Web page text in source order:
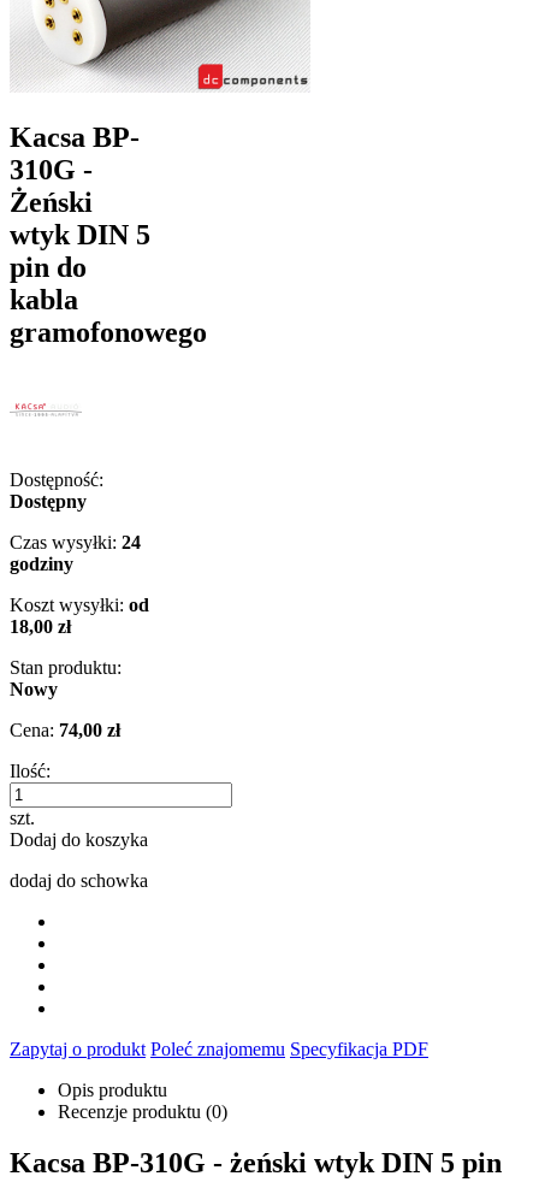
Kacsa BP-
310G -
Żeński
wtyk DIN 5
pin do
kabla
gramofonowego
Dostępność:
Dostępny
Czas wysyłki: 24
godziny
Koszt wysyłki: od
18,00 zł
Stan produktu:
Nowy
Cena: 74,00 zł
Ilość:
szt.
Dodaj do koszyka
dodaj do schowka
Zapytaj o produkt Poleć znajomemu Specyfikacja PDF
Opis produktu
Recenzje produktu (0)
Kacsa BP-310G - żeński wtyk DIN 5 pin